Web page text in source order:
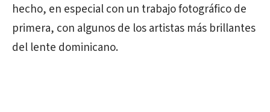
hecho, en especial con un trabajo fotográfico de
primera, con algunos de los artistas más brillantes
del lente dominicano.